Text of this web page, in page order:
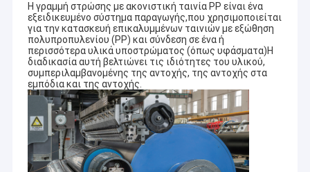
Η γραμμή στρώσης με ακονιστική ταινία PP είναι ένα
εξειδικευμένο σύστημα παραγωγής,που χρησιμοποιείται
για την κατασκευή επικαλυμμένων ταινιών με εξώθηση
πολυπροπυλενίου (PP) και σύνδεση σε ένα ή
περισσότερα υλικά υποστρώματος (όπως υφάσματα)Η
διαδικασία αυτή βελτιώνει τις ιδιότητες του υλικού,
συμπεριλαμβανομένης της αντοχής, της αντοχής στα
εμπόδια και της αντοχής.